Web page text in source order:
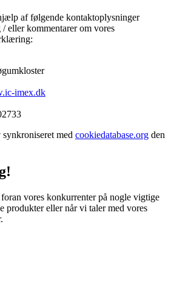
af følgende kontaktoplysninger
eller kommentarer om vores
imex.dk
med cookiedatabase.org den
vores konkurrenter på nogle vigtige
produkter eller når vi taler med vores